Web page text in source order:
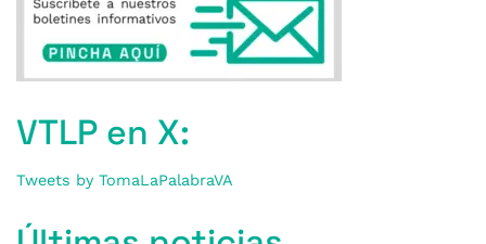
VTLP en X:
Tweets by TomaLaPalabraVA